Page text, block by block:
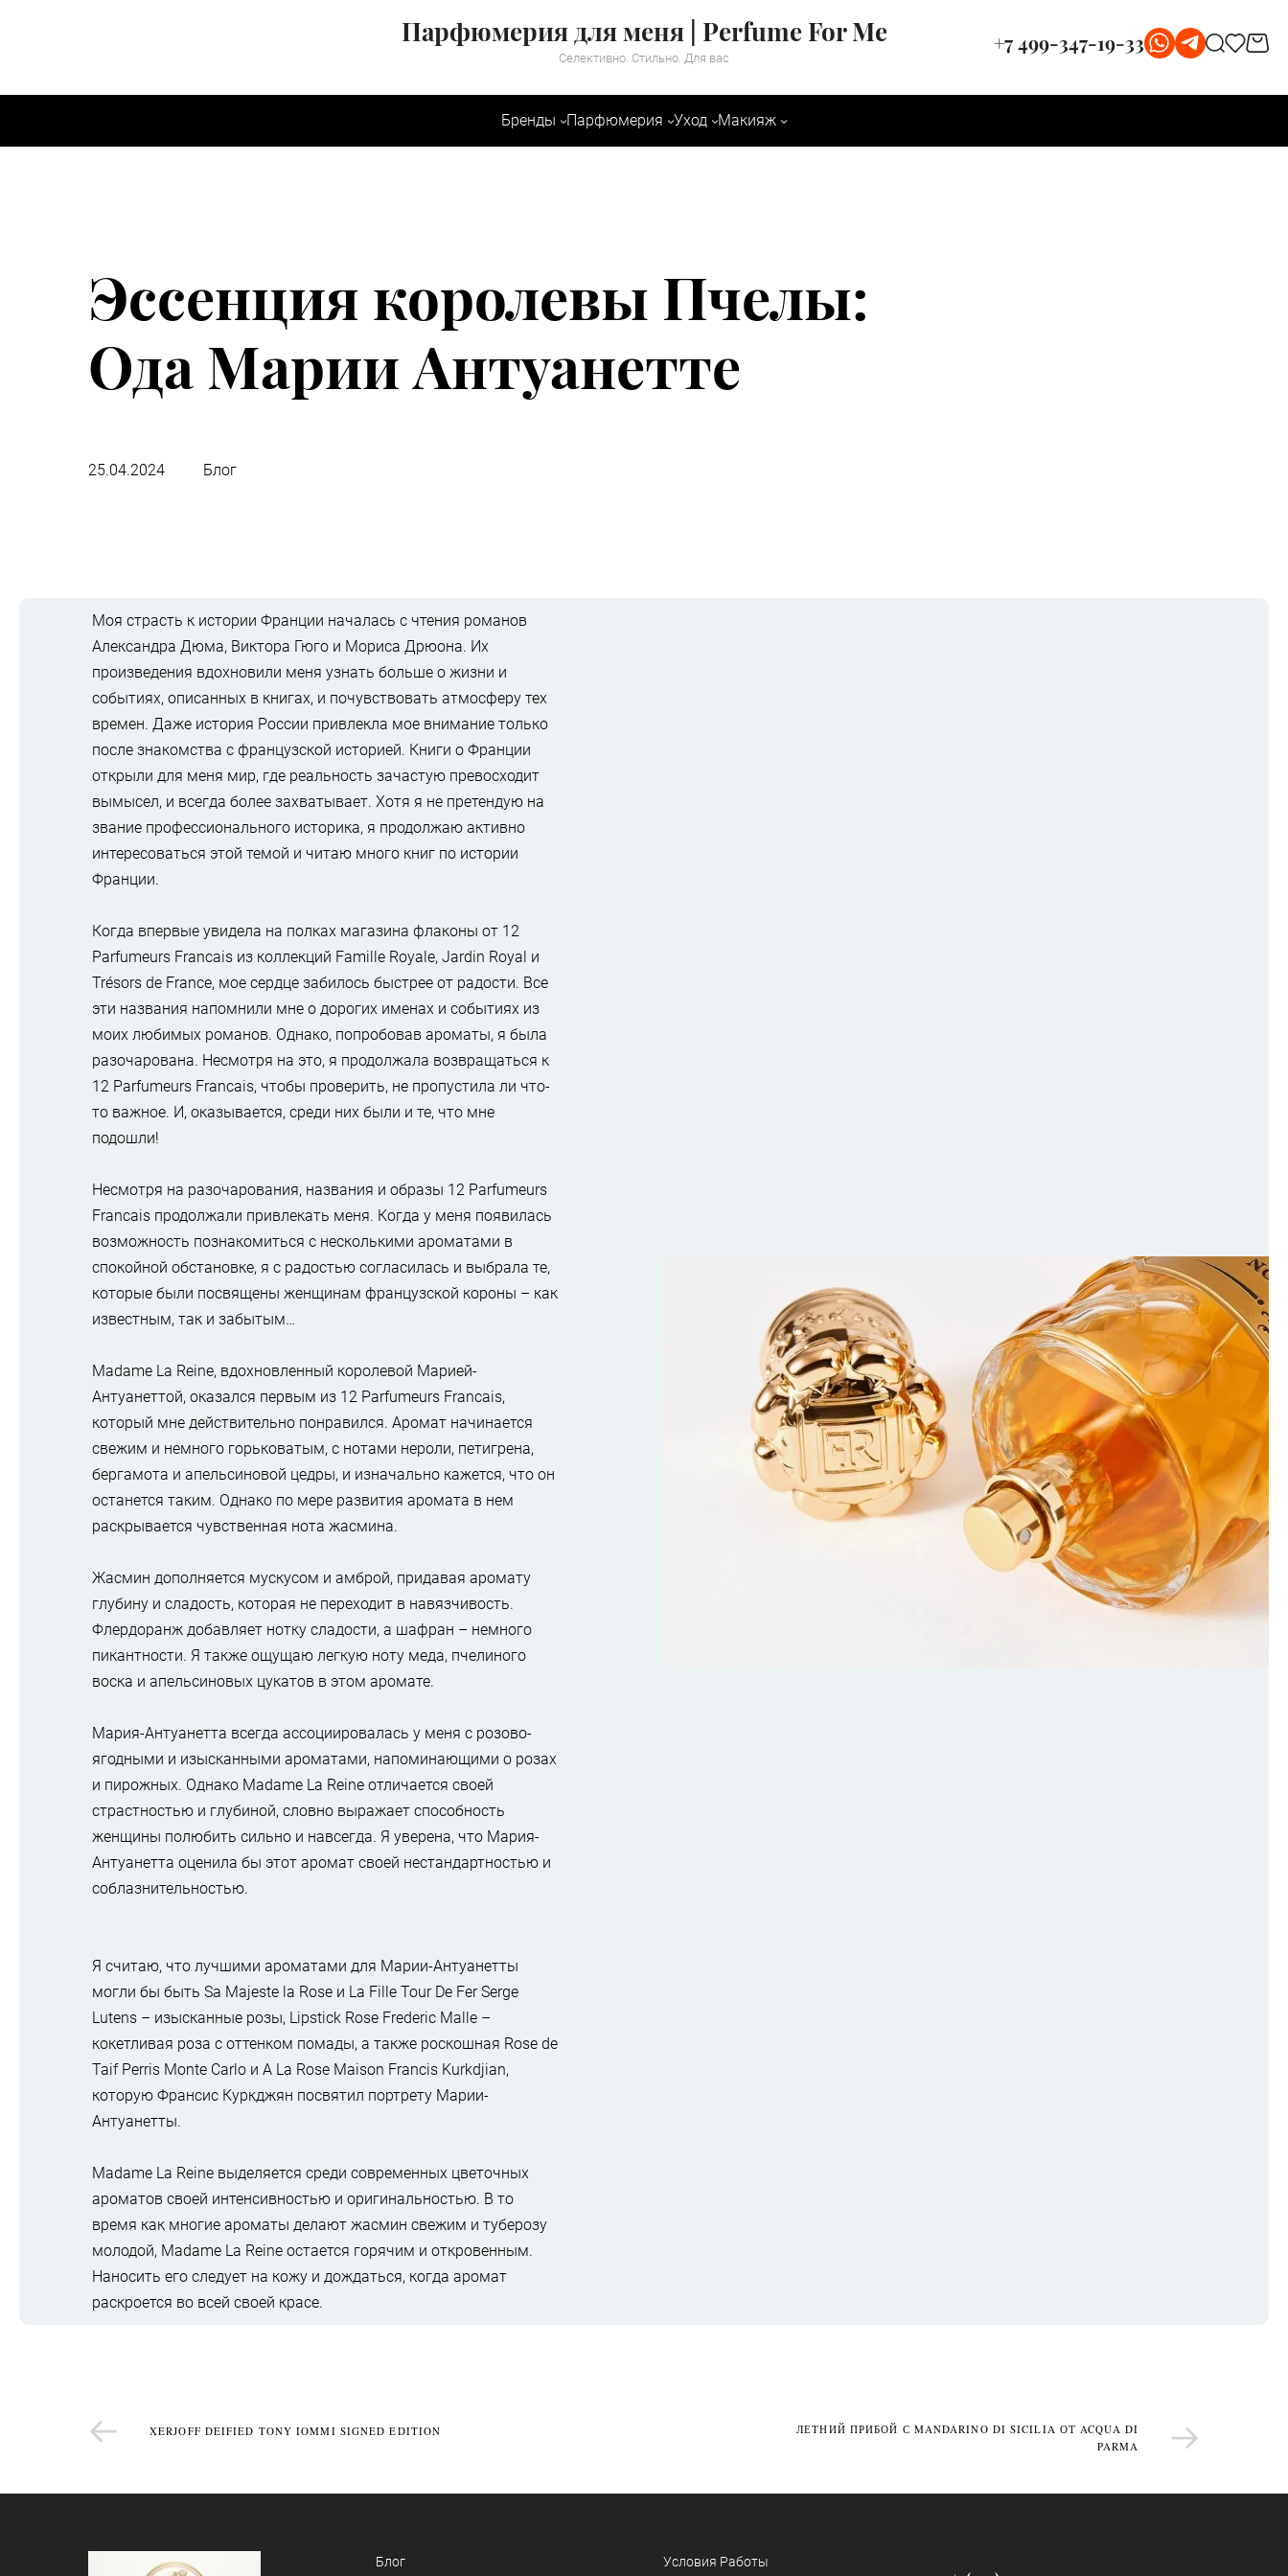
Парфюмерия для меня | Perfume For Me
Селективно. Стильно. Для вас
+7 499-347-19-33
Бренды Парфюмерия Уход Макияж
Эссенция королевы Пчелы:
Ода Марии Антуанетте
25.04.2024 Блог
Моя страсть к истории Франции началась с чтения романов
Александра Дюма, Виктора Гюго и Мориса Дрюона. Их
произведения вдохновили меня узнать больше о жизни и
событиях, описанных в книгах, и почувствовать атмосферу тех
времен. Даже история России привлекла мое внимание только
после знакомства с французской историей. Книги о Франции
открыли для меня мир, где реальность зачастую превосходит
вымысел, и всегда более захватывает. Хотя я не претендую на
звание профессионального историка, я продолжаю активно
интересоваться этой темой и читаю много книг по истории
Франции.
Когда впервые увидела на полках магазина флаконы от 12
Parfumeurs Francais из коллекций Famille Royale, Jardin Royal и
Trésors de France, мое сердце забилось быстрее от радости. Все
эти названия напомнили мне о дорогих именах и событиях из
моих любимых романов. Однако, попробовав ароматы, я была
разочарована. Несмотря на это, я продолжала возвращаться к
12 Parfumeurs Francais, чтобы проверить, не пропустила ли что-
то важное. И, оказывается, среди них были и те, что мне
подошли!
Несмотря на разочарования, названия и образы 12 Parfumeurs
Francais продолжали привлекать меня. Когда у меня появилась
возможность познакомиться с несколькими ароматами в
спокойной обстановке, я с радостью согласилась и выбрала те,
которые были посвящены женщинам французской короны – как
известным, так и забытым…
Madame La Reine, вдохновленный королевой Марией-
Антуанеттой, оказался первым из 12 Parfumeurs Francais,
который мне действительно понравился. Аромат начинается
свежим и немного горьковатым, с нотами нероли, петигрена,
бергамота и апельсиновой цедры, и изначально кажется, что он
останется таким. Однако по мере развития аромата в нем
раскрывается чувственная нота жасмина.
Жасмин дополняется мускусом и амброй, придавая аромату
глубину и сладость, которая не переходит в навязчивость.
Флердоранж добавляет нотку сладости, а шафран – немного
пикантности. Я также ощущаю легкую ноту меда, пчелиного
воска и апельсиновых цукатов в этом аромате.
Мария-Антуанетта всегда ассоциировалась у меня с розово-
ягодными и изысканными ароматами, напоминающими о розах
и пирожных. Однако Madame La Reine отличается своей
страстностью и глубиной, словно выражает способность
женщины полюбить сильно и навсегда. Я уверена, что Мария-
Антуанетта оценила бы этот аромат своей нестандартностью и
соблазнительностью.
Я считаю, что лучшими ароматами для Марии-Антуанетты
могли бы быть Sa Majeste la Rose и La Fille Tour De Fer Serge
Lutens – изысканные розы, Lipstick Rose Frederic Malle –
кокетливая роза с оттенком помады, а также роскошная Rose de
Taif Perris Monte Carlo и A La Rose Maison Francis Kurkdjian,
которую Франсис Куркджян посвятил портрету Марии-
Антуанетты.
Madame La Reine выделяется среди современных цветочных
ароматов своей интенсивностью и оригинальностью. В то
время как многие ароматы делают жасмин свежим и туберозу
молодой, Madame La Reine остается горячим и откровенным.
Наносить его следует на кожу и дождаться, когда аромат
раскроется во всей своей красе.
XERJOFF DEIFIED TONY IOMMI SIGNED EDITION
ЛЕТНИЙ ПРИБОЙ С MANDARINO DI SICILIA ОТ ACQUA DI
PARMA
Блог Условия Работы